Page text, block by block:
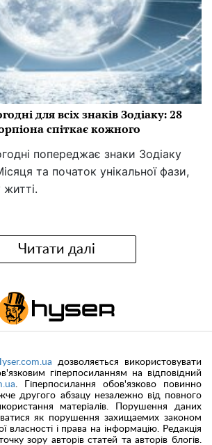
для всіх знаків Зодіаку: 28
спіткає кожного
попереджає знаки Зодіаку
та початок унікальної фази,
Читати далі
дозволяється використовувати
гіперпосиланням на відповідний
. Гіперпосилання обов'язково повинно
другого абзацу незалежно від повного
матеріалів. Порушення даних
як порушення захищаемих законом
власності і права на інформацію. Редакція
зору авторів статей та авторів блогів.